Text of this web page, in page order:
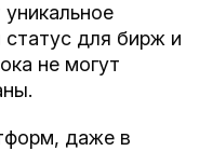
статус для бирж и
не могут
даже в